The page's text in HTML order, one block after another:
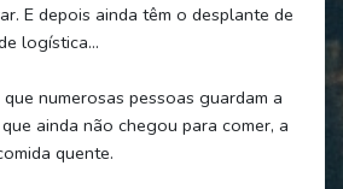
E depois ainda têm o desplante de
logística…
que numerosas pessoas guardam a
ainda não chegou para comer, a
quente.